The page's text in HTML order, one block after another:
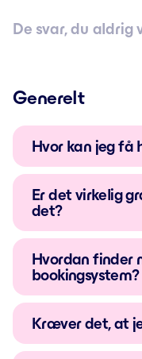
De svar, du aldrig
Generelt
Hvor kan jeg få
Er det virkelig
det?
Hvordan finder
bookingsystem?
Kræver det, at